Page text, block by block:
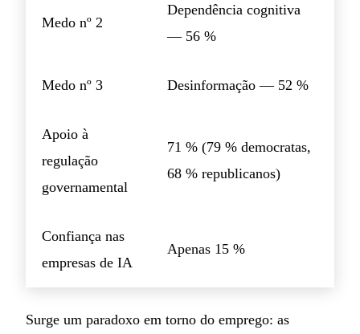
Medo nº 2
Dependência cognitiva
— 56 %
Medo nº 3 Desinformação — 52 %
Apoio à
regulação
governamental
71 % (79 % democratas,
68 % republicanos)
Confiança nas
empresas de IA
Apenas 15 %
Surge um paradoxo em torno do emprego: as